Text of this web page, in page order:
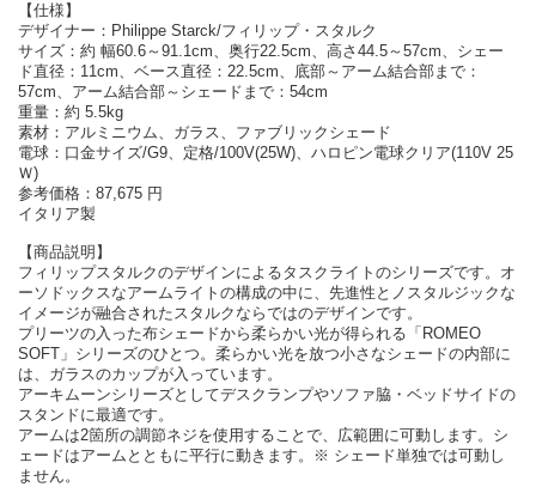
【仕様】
デザイナー：Philippe Starck/フィリップ・スタルク
サイズ：約 幅60.6～91.1cm、奥行22.5cm、高さ44.5～57cm、シェー
ド直径：11cm、ベース直径：22.5cm、底部～アーム結合部まで：
57cm、アーム結合部～シェードまで：54cm
重量：約 5.5kg
素材：アルミニウム、ガラス、ファブリックシェード
電球：口金サイズ/G9、定格/100V(25W)、ハロピン電球クリア(110V 25
Ｗ)
参考価格：87,675 円
イタリア製
【商品説明】
フィリップスタルクのデザインによるタスクライトのシリーズです。オ
ーソドックスなアームライトの構成の中に、先進性とノスタルジックな
イメージが融合されたスタルクならではのデザインです。
プリーツの入った布シェードから柔らかい光が得られる「ROMEO
SOFT」シリーズのひとつ。柔らかい光を放つ小さなシェードの内部に
は、ガラスのカップが入っています。
アーキムーンシリーズとしてデスクランプやソファ脇・ベッドサイドの
スタンドに最適です。
アームは2箇所の調節ネジを使用することで、広範囲に可動します。シ
ェードはアームとともに平行に動きます。※ シェード単独では可動し
ません。